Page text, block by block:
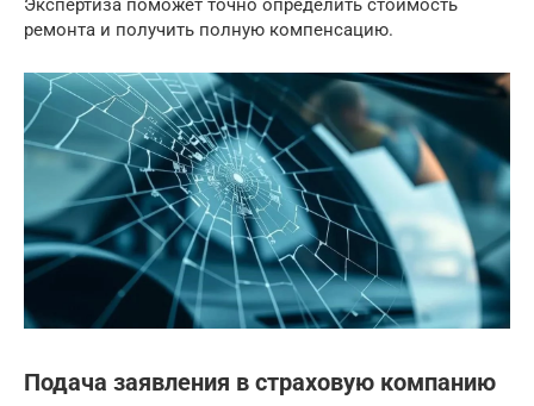
Экспертиза поможет точно определить стоимость
ремонта и получить полную компенсацию.
Подача заявления в страховую компанию